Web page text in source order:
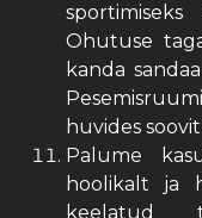
Ohutuse
kanda
huvides
Palume
hoolikalt ja
keelatud